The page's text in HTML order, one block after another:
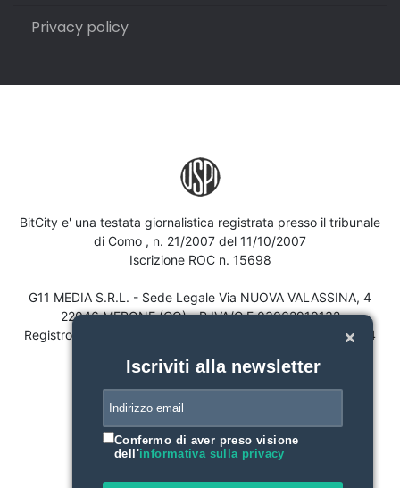
Privacy policy
BitCity e' una testata giornalistica registrata presso il tribunale
di Como , n. 21/2007 del 11/10/2007
Iscrizione ROC n. 15698
G11 MEDIA S.R.L. - Sede Legale Via NUOVA VALASSINA, 4
22046 MERONE (CO) - P.IVA/C.F.03062910132
Registro imprese di Como n. 03062910132 - REA n. 293834
Iscriviti alla newsletter
Confermo di aver preso visione
dell'informativa sulla privacy